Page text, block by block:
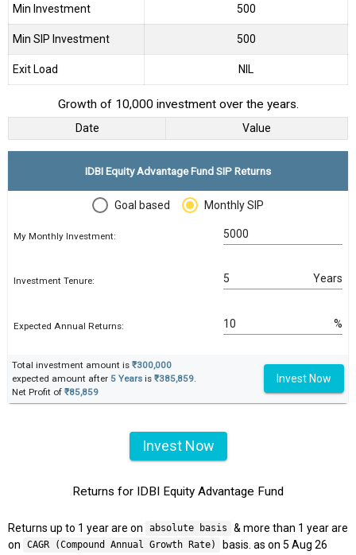
Min Investment 500
Min SIP Investment 500
Exit Load NIL
Growth of 10,000 investment over the years.
Date Value
IDBI Equity Advantage Fund SIP Returns
Goal based Monthly SIP
My Monthly Investment:
Investment Tenure: Years
Expected Annual Returns: %
Total investment amount is ₹300,000
expected amount after 5 Years is ₹385,859
Net Profit of ₹85,859
Invest Now
Invest Now
Returns for IDBI Equity Advantage Fund
Returns up to 1 year are on absolute basis
& more than 1 year are
on
CAGR (Compound Annual Growth Rate) basis. as on 5 Aug 26